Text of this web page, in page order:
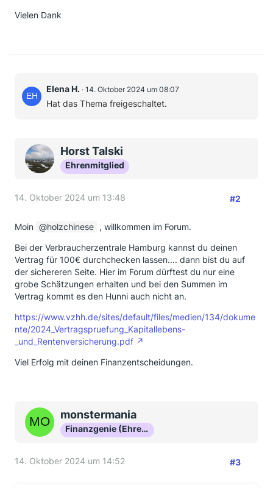
Vielen Dank
Elena H. 14. Oktober 2024 um 08:07
Hat das Thema freigeschaltet.
Horst Talski
Ehrenmitglied
14. Oktober 2024 um 13:48 #2
Moin holzchinese , willkommen im Forum.
Bei der Verbraucherzentrale Hamburg kannst du deinen
Vertrag für 100€ durchchecken lassen.... dann bist du auf
der sichereren Seite. Hier im Forum dürftest du nur eine
grobe Schätzungen erhalten und bei den Summen im
Vertrag kommt es den Hunni auch nicht an.
https://www.vzhh.de/sites/default/files/medien/134/dokume
nte/2024_Vertragspruefung_Kapitallebens-
_und_Rentenversicherung.pdf
Viel Erfolg mit deinen Finanzentscheidungen.
monstermania
Finanzgenie (Ehrenmitglied)
14. Oktober 2024 um 14:52 #3